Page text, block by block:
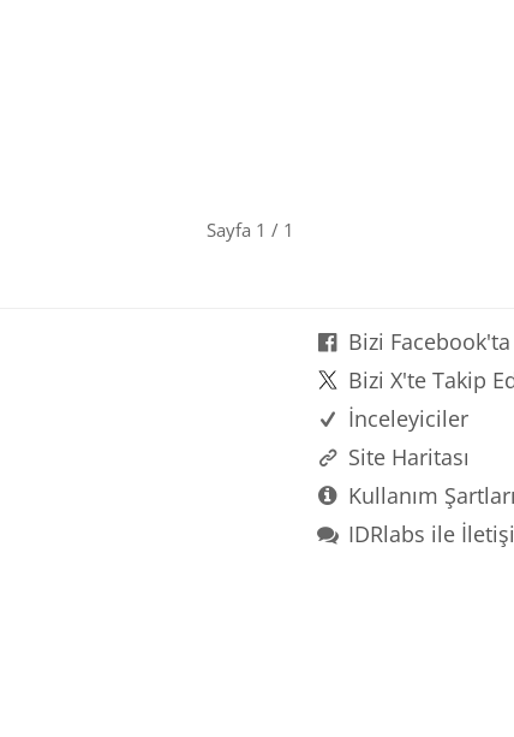
Sayfa 1 / 1
Bizi
Bizi X'te Takip
İnceleyiciler
Site Haritası
Kullanım
IDRlabs ile